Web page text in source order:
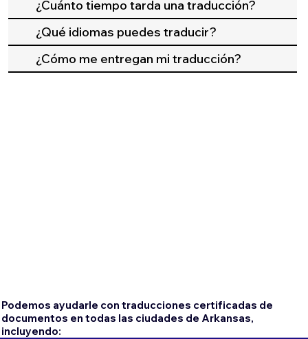
¿Cuánto tiempo tarda una traducción?
¿Qué idiomas puedes traducir?
¿Cómo me entregan mi traducción?
Podemos ayudarle con traducciones certificadas de
documentos en todas las ciudades de Arkansas,
incluyendo: